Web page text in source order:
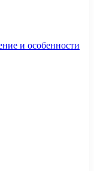
и особенности